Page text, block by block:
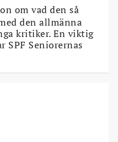
om vad den så
den allmänna
kritiker. En viktig
SPF Seniorernas